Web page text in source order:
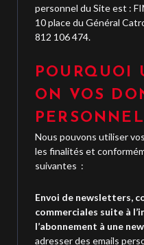
personnel du Site est :
10 place du Général
812 106 474.
POURQUOI
ON VOS
Nous pouvons utiliser
les finalités et
suivantes :
Envoi de newsletters,
commerciales suite à
l’abonnement à une
adresser des emails